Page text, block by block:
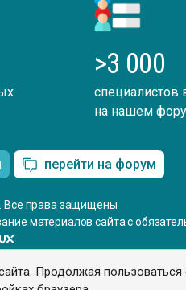
Продолжая
>3 000
специалистов
на нашем
перейти на форум
Все права защищены
материалов сайта с